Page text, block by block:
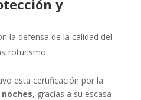
y
la defensa de la calidad del
esta certificación por la
, gracias a su escasa